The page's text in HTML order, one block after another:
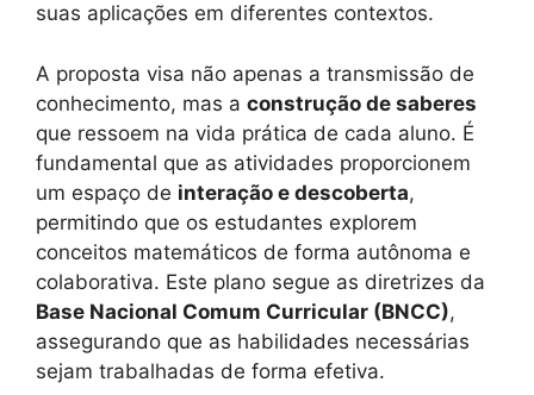
suas aplicações em diferentes contextos.
A proposta visa não apenas a transmissão de
conhecimento, mas a construção de saberes
que ressoem na vida prática de cada aluno. É
fundamental que as atividades proporcionem
um espaço de interação e descoberta,
permitindo que os estudantes explorem
conceitos matemáticos de forma autônoma e
colaborativa. Este plano segue as diretrizes da
Base Nacional Comum Curricular (BNCC),
assegurando que as habilidades necessárias
sejam trabalhadas de forma efetiva.